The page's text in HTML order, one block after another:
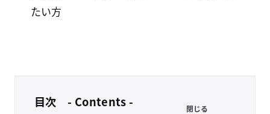
たい方
閉じる
目次 - Contents -